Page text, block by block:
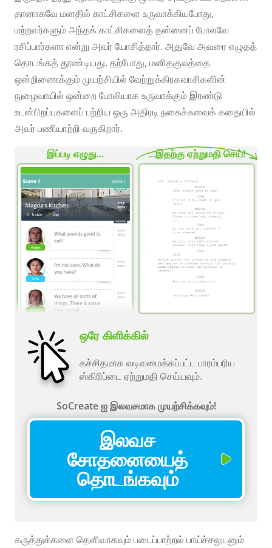
தானாகவே மனதில் காட்சிகளை உருவாக்கியபோது, ​​
மற்றவர்களும் அந்தக் காட்சிகளைத் தன்னைப் போலவே
ரசிப்பார்களா என்று அவர் யோசித்தார். அதுவே அவரை எழுதத்
தொடங்கத் தூண்டியது. தற்போது, ​​மனிதகுலத்தை
ஒன்றிணைக்கும் முயற்சியில் வேற்றுக்கிரகவாசிகளின்
நுழைவாயில் ஒன்றை போலியாக உருவாக்கும் இரண்டு
உடன்பிறப்புகளைப் பற்றிய ஒரு அதிரடி நகைச்சுவைக் கதையில்
அவர் பணியாற்றி வருகிறார்.
ஒரே கிளிக்கில்
கச்சிதமாக வடிவமைக்கப்பட்ட பாரம்பரிய
ஸ்கிரிப்டை ஏற்றுமதி செய்யவும்.
SoCreate ஐ இலவசமாக முயற்சிக்கவும்!
இலவச
சோதனையைத்
தொடங்கவும்
இப்படி எழுது... ...இதற்கு ஏற்றுமதி செய்!
கருத்துக்களை தெளிவாகவும் படைப்பாற்றல் பாய்ச்சலுடனும்